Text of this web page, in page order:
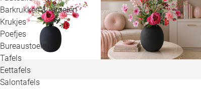
Barkrukken & -stoelen
Krukjes
Poefjes
Bureaustoelen
Tafels
Eettafels
Salontafels